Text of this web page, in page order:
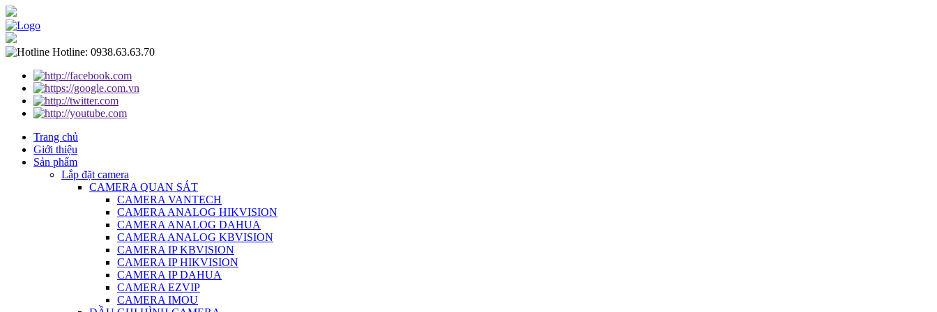
Hotline: 0938.63.63.70
Trang chủ
Giới thiệu
Sản phẩm
Lắp đặt camera
CAMERA QUAN SÁT
CAMERA VANTECH
CAMERA ANALOG HIKVISION
CAMERA ANALOG DAHUA
CAMERA ANALOG KBVISION
CAMERA IP KBVISION
CAMERA IP HIKVISION
CAMERA IP DAHUA
CAMERA EZVIP
CAMERA IMOU